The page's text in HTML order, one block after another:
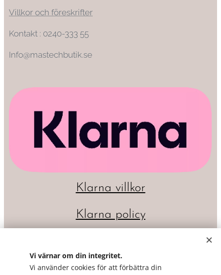
Villkor och föreskrifter
Kontakt : 0240-333 55
Info@mastechbutik.se
Klarna villkor
Klarna policy
Vi värnar om din integritet.
Vi använder cookies för att förbättra din